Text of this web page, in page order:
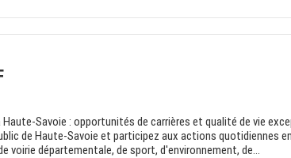
Savoie : opportunités de carrières et qualité de vie
de Haute-Savoie et participez aux actions quotidiennes
voirie départementale, de sport, d'environnement, de...